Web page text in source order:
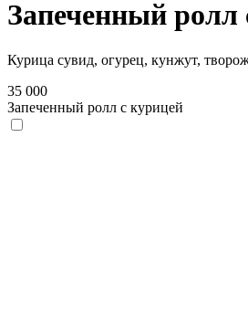
Запеченный ролл
Курица сувид, огурец, кунжут,
35 000
Запеченный ролл с курицей